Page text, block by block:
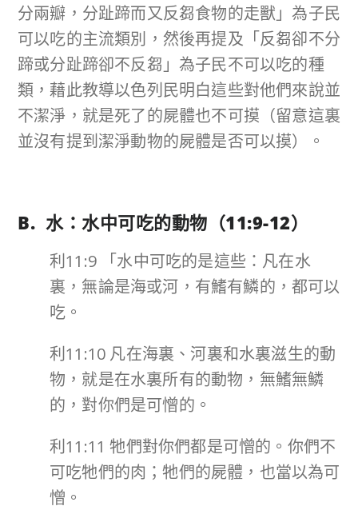
分兩瓣，分趾蹄而又反芻食物的走獸」為子民
可以吃的主流類別，然後再提及「反芻卻不分
蹄或分趾蹄卻不反芻」為子民不可以吃的種
類，藉此教導以色列民明白這些對他們來說並
不潔淨，就是死了的屍體也不可摸（留意這裏
並沒有提到潔淨動物的屍體是否可以摸）。
B. 水：水中可吃的動物（11:9-12）
利11:9 「水中可吃的是這些：凡在水
裏，無論是海或河，有鰭有鱗的，都可以
吃。
利11:10 凡在海裏、河裏和水裏滋生的動
物，就是在水裏所有的動物，無鰭無鱗
的，對你們是可憎的。
利11:11 牠們對你們都是可憎的。你們不
可吃牠們的肉；牠們的屍體，也當以為可
憎。